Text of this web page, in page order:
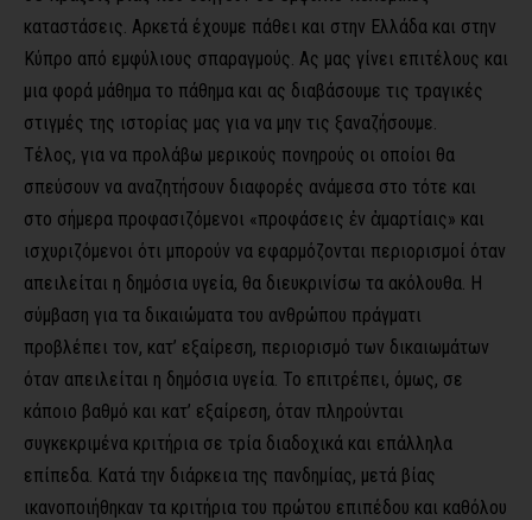
καταστάσεις. Αρκετά έχουμε πάθει και στην Ελλάδα και στην
Κύπρο από εμφύλιους σπαραγμούς. Ας μας γίνει επιτέλους και
μια φορά μάθημα το πάθημα και ας διαβάσουμε τις τραγικές
στιγμές της ιστορίας μας για να μην τις ξαναζήσουμε.
Τέλος, για να προλάβω μερικούς πονηρούς οι οποίοι θα
σπεύσουν να αναζητήσουν διαφορές ανάμεσα στο τότε και
στο σήμερα προφασιζόμενοι «προφάσεις ἐν ἁμαρτίαις» και
ισχυριζόμενοι ότι μπορούν να εφαρμόζονται περιορισμοί όταν
απειλείται η δημόσια υγεία, θα διευκρινίσω τα ακόλουθα. Η
σύμβαση για τα δικαιώματα του ανθρώπου πράγματι
προβλέπει τον, κατ’ εξαίρεση, περιορισμό των δικαιωμάτων
όταν απειλείται η δημόσια υγεία. Το επιτρέπει, όμως, σε
κάποιο βαθμό και κατ’ εξαίρεση, όταν πληρούνται
συγκεκριμένα κριτήρια σε τρία διαδοχικά και επάλληλα
επίπεδα. Κατά την διάρκεια της πανδημίας, μετά βίας
ικανοποιήθηκαν τα κριτήρια του πρώτου επιπέδου και καθόλου